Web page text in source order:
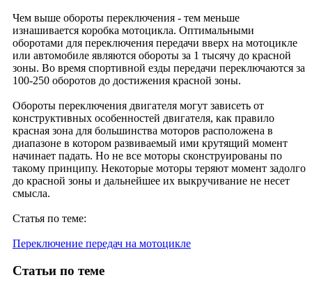
Чем выше обороты переключения - тем меньше
изнашивается коробка мотоцикла. Оптимальными
оборотами для переключения передачи вверх на мотоцикле
или автомобиле являются обороты за 1 тысячу до красной
зоны. Во время спортивной езды передачи переключаются за
100-250 оборотов до достижения красной зоны.
Обороты переключения двигателя могут зависеть от
конструктивных особенностей двигателя, как правило
красная зона для большинства моторов расположена в
диапазоне в котором развиваемый ими крутящий момент
начинает падать. Но не все моторы сконструированы по
такому принципу. Некоторые моторы теряют момент задолго
до красной зоны и дальнейшее их выкручивание не несет
смысла.
Статья по теме:
Переключение передач на мотоцикле
Статьи по теме